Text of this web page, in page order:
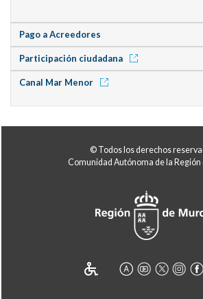
Pago a Acreedores
Participación ciudadana
Canal Mar Menor
© Todos los derechos
Comunidad Autónoma de la Región